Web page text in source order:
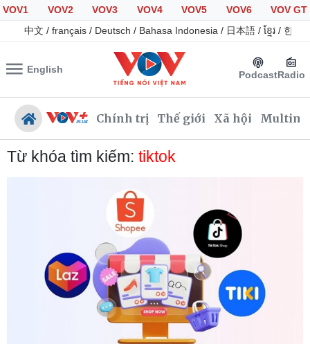
VOV1 VOV2 VOV3 VOV4 VOV5 VOV6
VOV GT
中文 / français / Deutsch / Bahasa Indonesia / 日本語 / ខ្មែរ / 한국
English PodcastRadio
Chính trị Thế giới Xã hội
Nhận diện sự thật
Tin 24h
Giáo dục
Dự báo thời tiết
Dấu ấn VOV
Việc làm
Biển đảo
Từ khóa tìm kiếm: tiktok